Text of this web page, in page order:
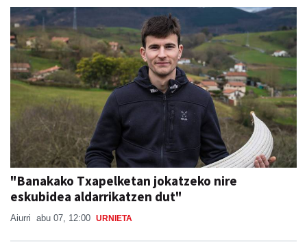
"Banakako Txapelketan jokatzeko nire
eskubidea aldarrikatzen dut"
Aiurri abu 07, 12:00 URNIETA